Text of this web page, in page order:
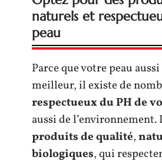
naturels et
peau
Parce que votre peau
meilleur, il existe de
respectueux du PH de
aussi de l’environnement.
produits de qualité,
biologiques, qui